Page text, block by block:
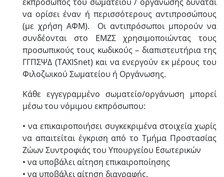
να ορίσει έναν ή περισσότερους αντιπροσώπους
(με χρήση ΑΦΜ). Οι αντιπρόσωποι μπορούν να
συνδέονται στο ΕΜΖΣ χρησιμοποιώντας τους
προσωπικούς τους κωδικούς – διαπιστευτήρια της
ΓΓΠΣΨΔ (TAXISnet) και να ενεργούν εκ μέρους του
Φιλοζωικού Σωματείου ή Οργάνωσης.
Κάθε εγγεγραμμένο σωματείο/οργάνωση μπορεί
μέσω του νόμιμου εκπρόσωπου:
• να επικαιροποιήσει συγκεκριμένα στοιχεία χωρίς
να απαιτείται έγκριση από το Τμήμα Προστασίας
Ζώων Συντροφιάς του Υπουργείου Εσωτερικών
• να υποβάλει αίτηση επικαιροποίησης
• να υποβάλει αίτηση διαγραφής.